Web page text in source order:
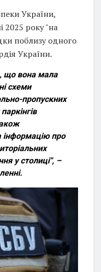
України,
2025 року "на
поблизу одного
України.
що вона мала
схеми
пропускних
інформацію про
у столиці", –